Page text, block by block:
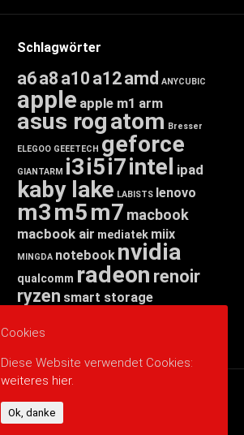
Schlagwörter
a6a8 a10 a12amd ANYCUBIC
apple apple m1 arm
asus rogatom Bresser
ELEGOO GEEETECH geforce
GIANTARM i3i5i7intel ipad
kaby lake LABISTS lenovo
m3m5m7 macbook
macbook air mediatek miix
MINGDA notebook nvidia
qualcomm radeon renoir
ryzen smart storage
threadripper
WERBUNG
Cookies
Diese Website verwendet Cookies:
weiteres hier.
Ok, danke